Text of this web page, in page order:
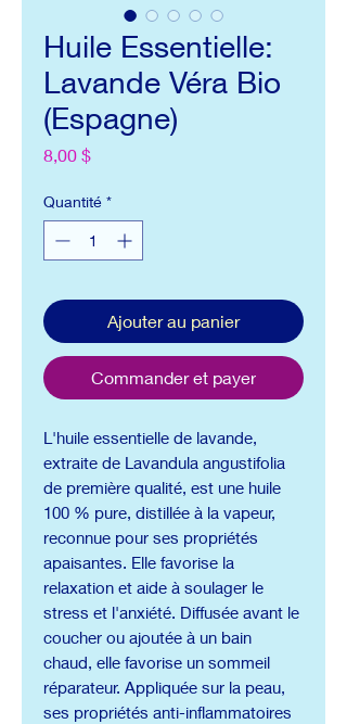
Huile Essentielle:
Lavande Véra Bio
(Espagne)
8,00 $Prix
Quantité *
Ajouter au panier
Commander et payer
L'huile essentielle de lavande,
extraite de Lavandula angustifolia
de première qualité, est une huile
100 % pure, distillée à la vapeur,
reconnue pour ses propriétés
apaisantes. Elle favorise la
relaxation et aide à soulager le
stress et l'anxiété. Diffusée avant le
coucher ou ajoutée à un bain
chaud, elle favorise un sommeil
réparateur. Appliquée sur la peau,
ses propriétés anti-inflammatoires